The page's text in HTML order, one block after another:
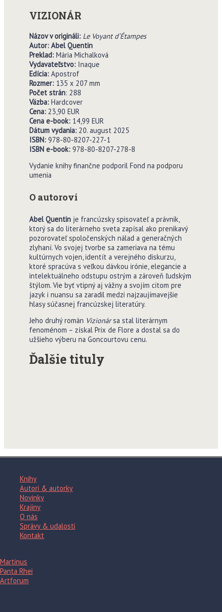
VIZIONÁR
Názov v origináli: Le Voyant d‘Étampes
Autor: Abel Quentin
Preklad: Mária Michalková
Vydavateľstvo:Inaque
Edícia: Apostrof
Rozmer:135 x 207 mm
Počet strán: 288
Väzba:Hardcover
Cena: 23,90 EUR
Cena e-book: 14,99 EUR
Dátum vydania: 20. august 2025
ISBN: 978-80-8207-227-1
ISBN e-book: 978-80-8207-278-8
Vydanie knihy finančne podporil Fond na podporu
umenia
O autorovi
Abel Quentinje francúzsky spisovateľ a právnik,
ktorý sa do literárneho sveta zapísal ako prenikavý
pozorovateľ spoločenských nálad a generačných
zlyhaní. Vo svojej tvorbe sa zameriava na tému
kultúrnych vojen, identít a verejného diskurzu,
ktoré spracúva s veľkou dávkou irónie, elegancie a
intelektuálneho odstupu ostrým a zároveň ľudským
štýlom. Vie byť vtipný aj vážny a svojím citom pre
jazyk i nuansu sa zaradil medzi najzaujímavejšie
hlasy súčasnej francúzskej literatúry.
Jeho druhý román Vizionársa stal literárnym
fenoménom – získal Prix de Flore a dostal sa do
užšieho výberu na Goncourtovu cenu.
Ďalšie tituly
Knihy
Autori & autorky
Novinky
Krajiny
O nás
Správy & udalosti
Kontakt
Martinus
Panta Rhei
Artforum